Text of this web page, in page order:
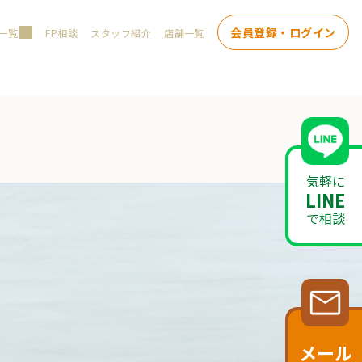
覧 FP相談 スタッフ紹介 店舗一覧 会員登録・ログイン
気軽に
LINE
で相談
メール